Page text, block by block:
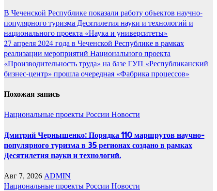
Навигация
по
записям
В Чеченской Республике показали работу объектов научно-
популярного туризма Десятилетия науки и технологий и
национального проекта «Наука и университеты»
27 апреля 2024 года в Чеченской Республике в рамках
реализации мероприятий Национального проекта
«Производительность труда» на базе ГУП «Республиканский
бизнес-центр» прошла очередная «Фабрика процессов»
Похожая запись
Национальные проекты России Новости
Дмитрий Чернышенко: Порядка 110 маршрутов научно-
популярного туризма в 35 регионах создано в рамках
Десятилетия науки и технологий.
Авг 7, 2026 ADMIN
Национальные проекты России Новости